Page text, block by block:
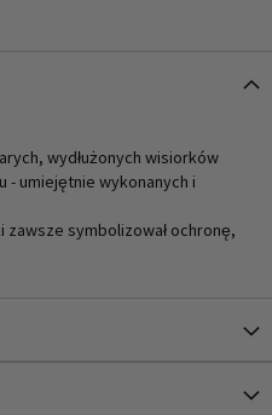
wydłużonych wisiorków
- umiejętnie wykonanych i
zawsze symbolizował ochronę,